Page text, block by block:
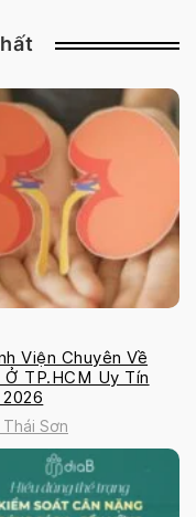
Viện Chuyên Về
Ở TP.HCM Uy Tín
Sơn